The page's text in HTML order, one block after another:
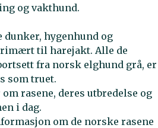
og vakthund.
dunker, hygenhund og
til harejakt. Alle de
fra norsk elghund grå, er
som truet.
rasene, deres utbredelse og
i dag.
om de norske rasene